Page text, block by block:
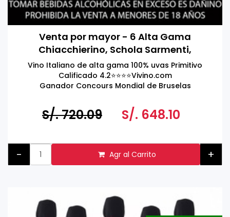
Venta por mayor - 6 Alta Gama
Chiacchierino, Schola Sarmenti,
Manduria DOC, Italia 750ml
Vino Italiano de alta gama 100% uvas Primitivo
Calificado 4.2⭐️⭐️⭐️⭐️Vivino.com
Ganador Concours Mondial de Bruselas
S/. 720.09 S/. 648.10
- Agr al Carrito +